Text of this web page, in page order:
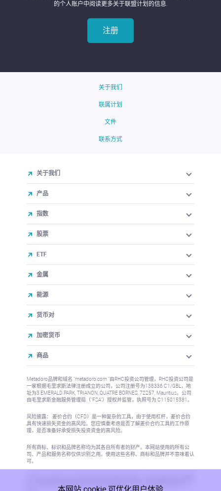
的个人账户中阅读更多关于联盟计划的信息.
注册
关于我们
联属计划
文件
联系方式
关于我们
产品
指数
股票
ETF
金属
能源
货币对
加密货币
商品
Metadoro品牌和域名 "metadoro.com "由RHC投资公司管理，RHC投资公司是
一家根据毛里求斯法律注册成立的公司，公司注册号为138336 C1/GBL，地
址为3 EMERALD PARK, TRIANON, QUATRE BORNES, 72257, Mauritius。公司
由毛里求斯金融服务管理局（"FSA"）授权并监管，执照号为 C115015381。
风险披露： 差价合约（CFD）是一种复杂的工具，由于使用杠杆，差价合约
具有快速损失资金的高风险。您应慎重考虑是否了解差价合约工具的工作原
理，是否准备好承受损失投资资金的高风险。
所有商标、标识和品牌名称均为其各自所有者的财产。本网站使用的所有公
司、产品和服务名称仅供识别之用。使用这些名称、商标和品牌并不意味着认
可。
区，信息的发布或使用将违反当地法律或法规。更多信息请参阅反洗钱/KYC